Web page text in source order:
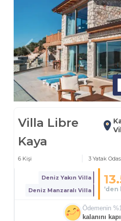
Villa Libre
Kaya
6 Kişi 3 Yatak
Deniz Yakın Villa
Deniz Manzaralı Villa
Ödemenin %
kalanını